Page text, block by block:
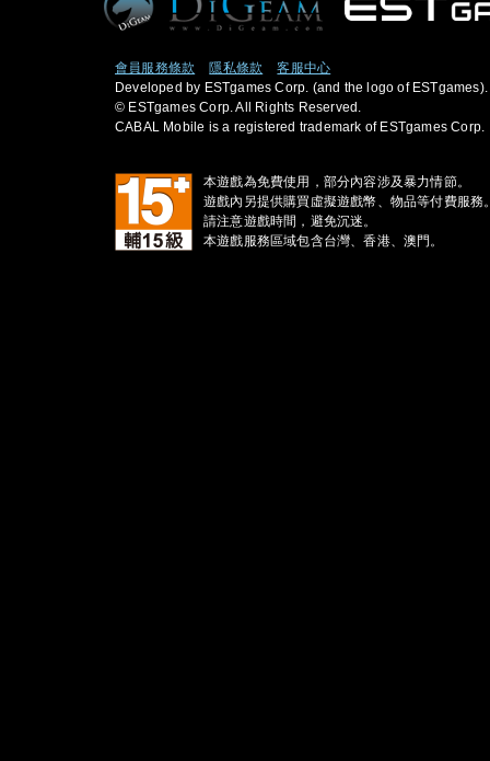
會員服務條款 隱私條款
客服中心
Developed by ESTgames Corp. (and the logo of ESTgames).
© ESTgames Corp. All Rights Reserved.
CABAL Mobile is a registered trademark of ESTgames Corp.
本遊戲為免費使用，部分內容涉及暴力情節。
遊戲內另提供購買虛擬遊戲幣、物品等付費服務
請注意遊戲時間，避免沉迷。
本遊戲服務區域包含台灣、香港、澳門。